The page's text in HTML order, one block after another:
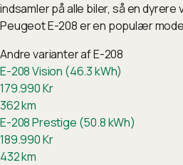
indsamler på alle biler, så en
Peugeot E-208 er en populær
Andre varianter afE-208
E-208 Vision (46.3 kWh)
179.990Kr
362km
E-208 Prestige (50.8 kWh)
189.990Kr
432km